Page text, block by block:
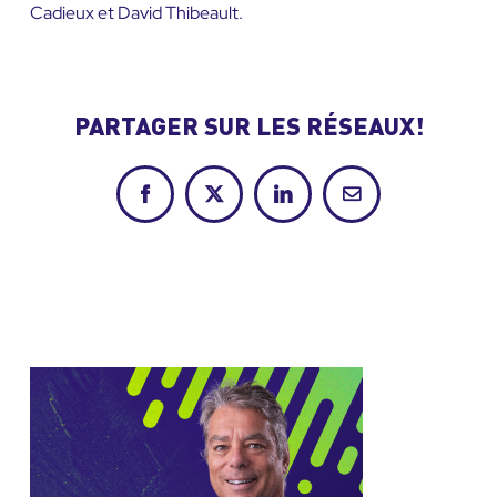
Cadieux et David Thibeault.
PARTAGER SUR LES RÉSEAUX!
FacebookX LinkedInCourriel